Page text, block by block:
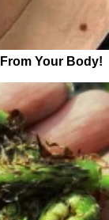
Your Body!